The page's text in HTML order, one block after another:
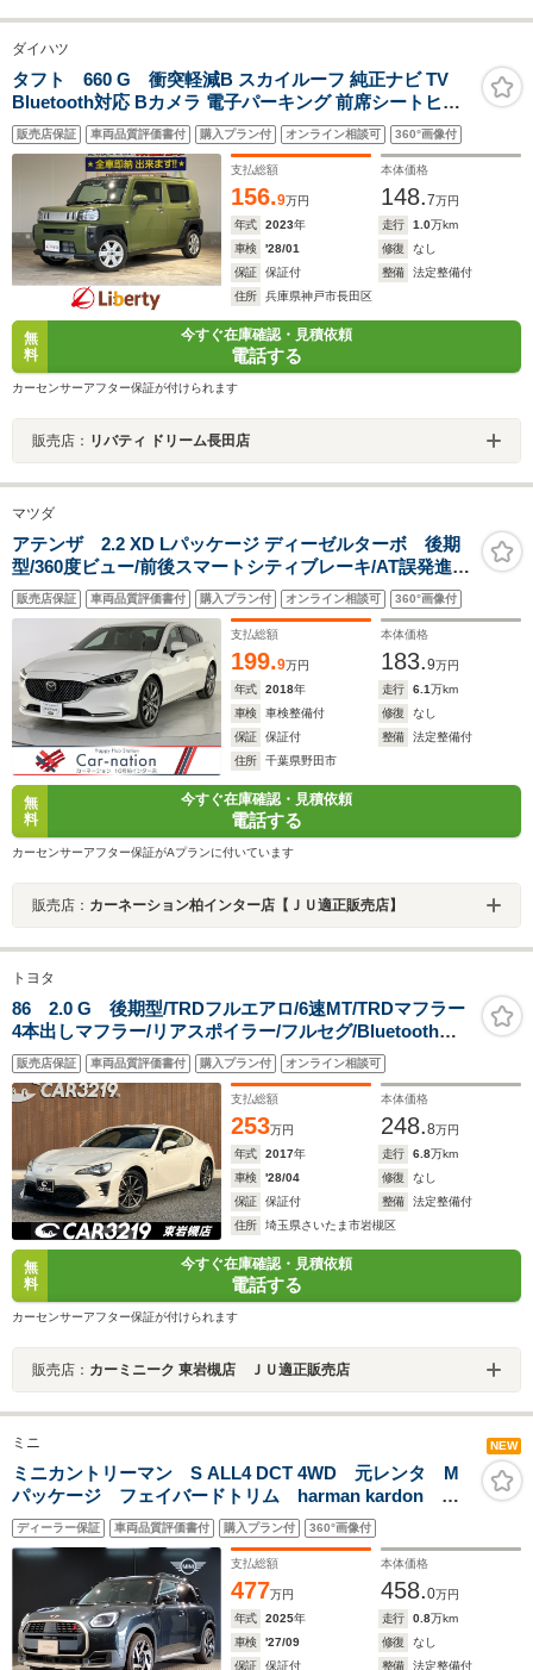
ダイハツ
タフト 660 G 衝突軽減B スカイルーフ 純正ナビ TV
Bluetooth対応 Bカメラ 電子パーキング 前席シートヒー
ター LEDヘッドライト スマートキー プッシュスタート
アイドリングストップ フォグライト 純正アルミホイール
販売店保証 車両品質評価書付 購入プラン付 オンライン相談可 360°画像付
支払総額
156.9万円
本体価格
148.7万円
年式
2023年 走行 1.0万km
車検
'28/01 修復
なし
保証
保証付 整備
法定整備付
住所
兵庫県神戸市長田区
無
料
今すぐ在庫確認・見積依頼
電話する
カーセンサーアフター保証が付けられます
販売店： リバティ ドリーム長田店
マツダ
アテンザ 2.2 XD Lパッケージ ディーゼルターボ 後期
型/360度ビュー/前後スマートシティブレーキ/AT誤発進抑
制制御/全車速追従レーダークルコン/LKA/車線逸脱警
報/BSM/前後障害物センサー/茶本革/シートヒーター/Pシ
ート/BOSE/マツコネナビ/フルセグ/Bluetooth/ETC
販売店保証 車両品質評価書付 購入プラン付 オンライン相談可 360°画像付
支払総額
199.9万円
本体価格
183.9万円
年式
2018年 走行 6.1万km
車検
車検整備付 修復
なし
保証
保証付 整備
法定整備付
住所
千葉県野田市
無
料
今すぐ在庫確認・見積依頼
電話する
カーセンサーアフター保証がAプランに付いています
販売店： カーネーション柏インター店【ＪＵ適正販売店】
トヨタ
86 2.0 G 後期型/TRDフルエアロ/6速MT/TRDマフラー
4本出しマフラー/リアスポイラー/フルセグ/Bluetooth接
続/LEDヘッドライト/保証付き
販売店保証 車両品質評価書付 購入プラン付 オンライン相談可
支払総額
253万円
本体価格
248.8万円
年式
2017年 走行 6.8万km
車検
'28/04 修復
なし
保証
保証付 整備
法定整備付
住所
埼玉県さいたま市岩槻区
無
料
今すぐ在庫確認・見積依頼
電話する
カーセンサーアフター保証が付けられます
販売店： カーミニーク 東岩槻店 ＪＵ適正販売店
ミニ NEW
ミニカントリーマン S ALL4 DCT 4WD 元レンタ M
パッケージ フェイバードトリム harman kardon 純
正19インチアルミ 追従型クルコン メモリ機能付パワ
ーシート シートヒーター ステアリングヒーター 全
周囲カメラ 電動リアゲート
ディーラー保証 車両品質評価書付 購入プラン付 360°画像付
支払総額
477万円
本体価格
458.0万円
年式
2025年 走行 0.8万km
車検
'27/09 修復
なし
保証
保証付 整備 法定整備付